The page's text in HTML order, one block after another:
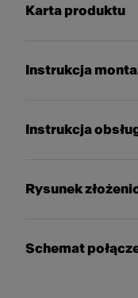
Karta produktu
Instrukcja
Instrukcja
Rysunek
Schemat